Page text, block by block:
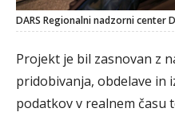
DARS Regionalni nadzorni center
Projekt je bil zasnovan z
pridobivanja, obdelave in
podatkov v realnem času